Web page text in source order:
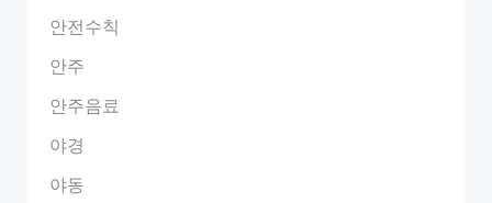
안전수칙
안주
안주음료
야경
야동